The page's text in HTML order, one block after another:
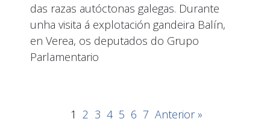
das razas autóctonas galegas. Durante
unha visita á explotación gandeira Balín,
en Verea, os deputados do Grupo
Parlamentario
1 2 3 4 5 6 7 Anterior »